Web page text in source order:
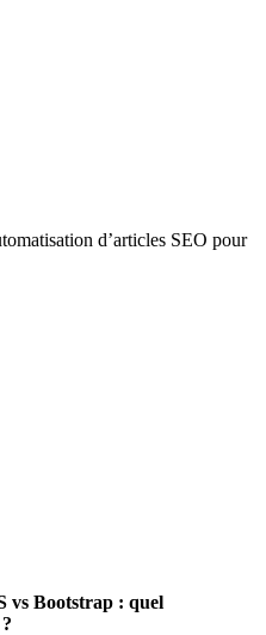
d’articles SEO pour
vs Bootstrap : quel